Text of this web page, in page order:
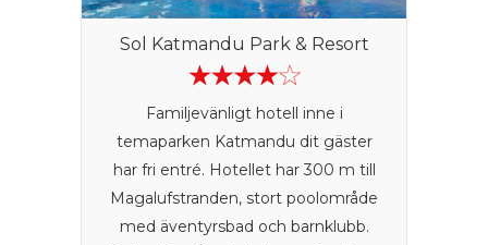
Sol Katmandu Park & Resort
Familjevänligt hotell inne i
temaparken Katmandu dit gäster
har fri entré. Hotellet har 300 m till
Magalufstranden, stort poolområde
med äventyrsbad och barnklubb.